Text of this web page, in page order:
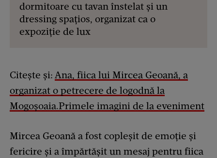
dormitoare cu tavan înstelat și un
dressing spațios, organizat ca o
expoziție de lux
Citește și: Ana, fiica lui Mircea Geoană, a
organizat o petrecere de logodnă la
Mogoșoaia.Primele imagini de la eveniment
Mircea Geoană a fost copleșit de emoție și
fericire și a împărtășit un mesaj pentru fiica